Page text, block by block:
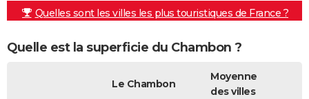
Quelles sont les villes les plus touristiques de France ?
Quelle est la superficie du Chambon ?
Le Chambon
Moyenne
des villes